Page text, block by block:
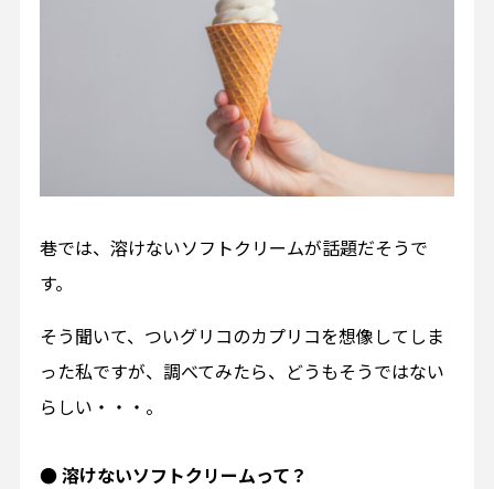
巷では、溶けないソフトクリームが話題だそうで
す。
そう聞いて、ついグリコのカプリコを想像してしま
った私ですが、調べてみたら、どうもそうではない
らしい・・・。
● 溶けないソフトクリームって？